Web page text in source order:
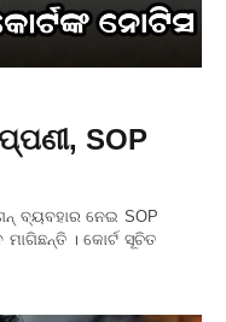
SOP
ବ୍ୟବହାର ନେଇ SOP
। କୋର୍ଟ ସୂଚିତ